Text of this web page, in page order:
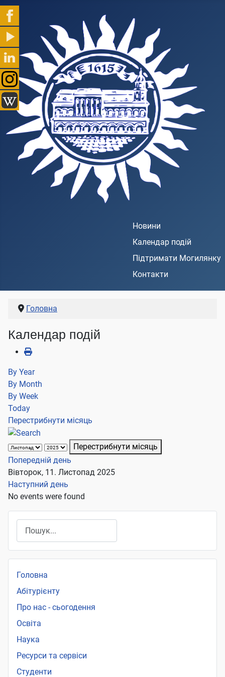
Новини
Календар подій
Підтримати Могилянку
Контакти
Головна
Календар подій
By Year
By Month
By Week
Today
Перестрибнути місяць
Перестрибнути місяць
Попередній день
Вівторок, 11. Листопад 2025
Наступний день
No events were found
Головна
Абітурієнту
Про нас - сьогодення
Освіта
Наука
Ресурси та сервіси
Студенти